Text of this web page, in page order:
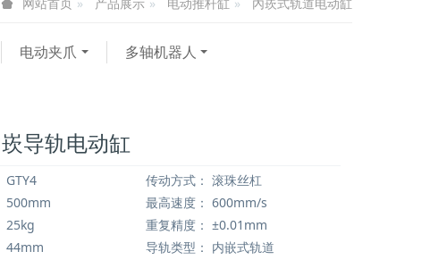
网站首页
电动夹爪
多轴机器人
导轨电动缸
GTY4 传动方式： 滚珠丝杠
500mm 最高速度： 600mm/s
25kg 重复精度： ±0.01mm
44mm 导轨类型： 内嵌式轨道